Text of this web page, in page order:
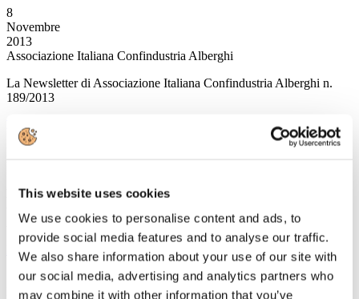
This website uses cookies
We use cookies to personalise content and ads, to
provide social media features and to analyse our traffic.
We also share information about your use of our site with
our social media, advertising and analytics partners who
may combine it with other information that you’ve
8
Novembre
2013
Associazione Italiana Confindustria Alberghi
La Newsletter di Associazione Italiana Confindustria Alberghi n.
189/2013
News
L’ufficio per le politiche del turismo passa dalla Presidenza del
A cura del MiBact
Leggi tutto...
Novembre